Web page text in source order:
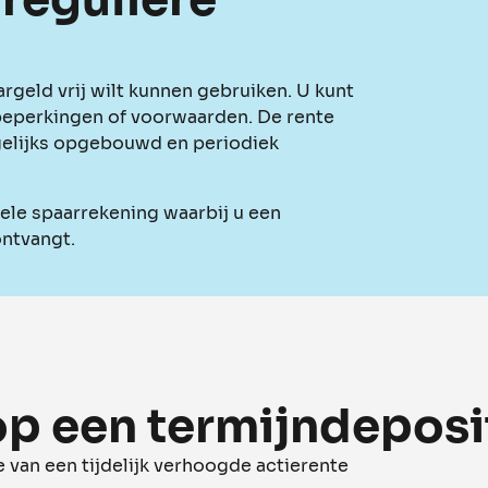
vrij wilt kunnen gebruiken. U kunt
of voorwaarden. De rente
opgebouwd en periodiek
spaarrekening waarbij u een
een
van een tijdelijk verhoogde actierente